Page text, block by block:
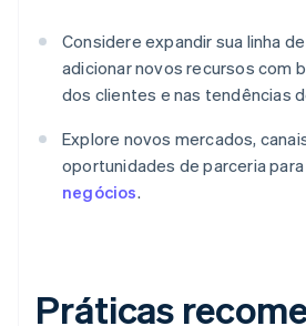
Considere expandir sua linha
adicionar novos recursos com
dos clientes e nas tendências
Explore novos mercados,
oportunidades de parceria para
negócios.
Práticas